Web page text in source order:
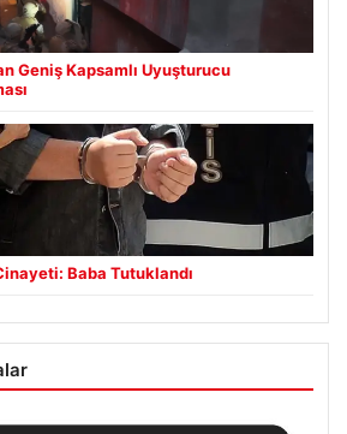
Geniş Kapsamlı Uyuşturucu
Baba Tutuklandı